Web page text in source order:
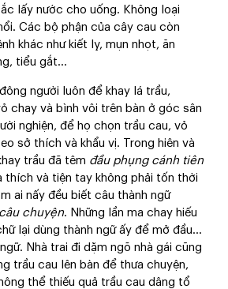
lấy nước cho uống. Không loại
Các bộ phận của cây cau còn
khác như kiết lỵ, mụn nhọt, ăn
tiểu gắt…
người luôn để khay lá trầu,
chay và bình vôi trên bàn ở góc sân
nghiện, để họ chọn trầu cau, vỏ
sở thích và khẩu vị. Trong hiên và
trầu đã têm đầu phụng cánh tiên
thích và tiện tay không phải tốn thời
ai nấy đều biết câu thành ngữ
chuyện. Những lần ma chay hiếu
lại dùng thành ngữ ấy để mở đầu…
Nhà trai đi dặm ngõ nhà gái cũng
trầu cau lên bàn để thưa chuyện,
thể thiếu quả trầu cau dâng tổ